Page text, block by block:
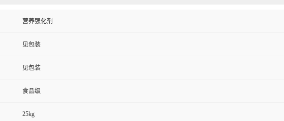
营养强化剂
见包装
见包装
食品级
25kg